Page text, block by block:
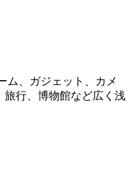
ム、ガジェット、カメ
旅行、博物館など広く浅